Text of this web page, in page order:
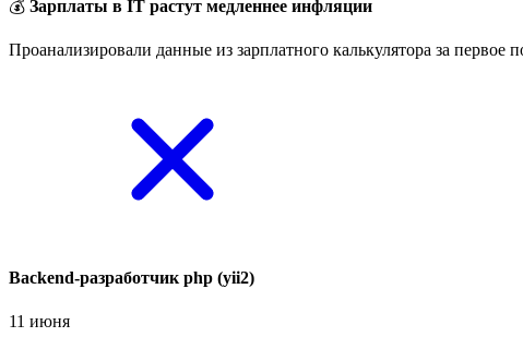
💰 Зарплаты в IT растут медленнее инфляции
Проанализировали данные из зарплатного калькулятора за первое
Backend-разработчик php (yii2)
11 июня